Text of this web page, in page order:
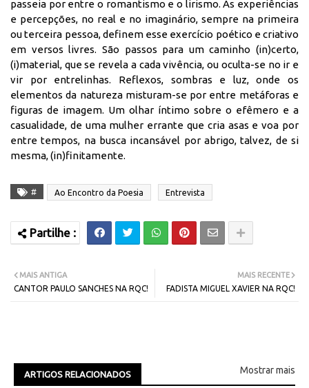
passeia por entre o romantismo e o lirismo. As experiências
e percepções, no real e no imaginário, sempre na primeira
ou terceira pessoa, definem esse exercício poético e criativo
em versos livres. São passos para um caminho (in)certo,
(i)material, que se revela a cada vivência, ou oculta-se no ir e
vir por entrelinhas. Reflexos, sombras e luz, onde os
elementos da natureza misturam-se por entre metáforas e
figuras de imagem. Um olhar íntimo sobre o efêmero e a
casualidade, de uma mulher errante que cria asas e voa por
entre tempos, na busca incansável por abrigo, talvez, de si
mesma, (in)finitamente.
# Ao Encontro da Poesia Entrevista
MAIS RECENTE
FADISTA MIGUEL XAVIER NA RQC!
MAIS ANTIGA
CANTOR PAULO SANCHES NA RQC!
ARTIGOS RELACIONADOS Mostrar mais